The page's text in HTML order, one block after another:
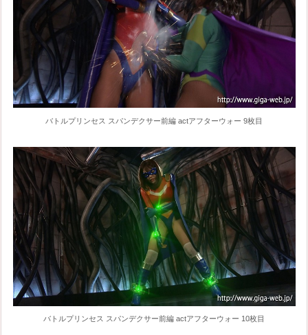
バトルプリンセス スパンデクサー前編 actアフターウォー 9枚目
バトルプリンセス スパンデクサー前編 actアフターウォー 10枚目